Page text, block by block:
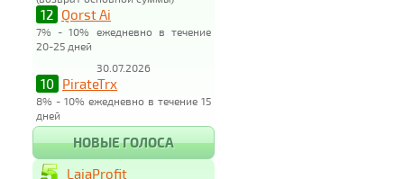
12 Qorst Ai
7% - 10% ежедневно в течение
20-25 дней
30.07.2026
10 PirateTrx
8% - 10% ежедневно в течение 15
дней
НОВЫЕ ГОЛОСА
LajaProfit